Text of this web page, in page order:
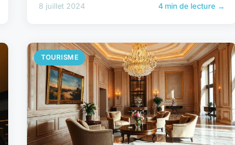
8 juillet 2024 4 min de lecture →
TOURISME